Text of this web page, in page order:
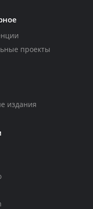
проекты
издания